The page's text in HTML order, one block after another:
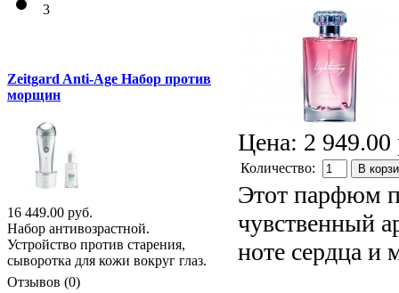
Цена: 2 949.00
Количество: В
Этот парфюм
чувственный
ноте сердца и
3
Zeitgard Anti-Age Набор против
морщин
16 449.00 руб.
Набор антивозрастной.
Устройство против старения,
сыворотка для кожи вокруг глаз.
Отзывов (0)